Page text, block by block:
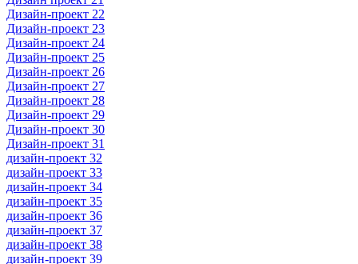
Дизайн-проект 22
Дизайн-проект 23
Дизайн-проект 24
Дизайн-проект 25
Дизайн-проект 26
Дизайн-проект 27
Дизайн-проект 28
Дизайн-проект 29
Дизайн-проект 30
Дизайн-проект 31
дизайн-проект 32
дизайн-проект 33
дизайн-проект 34
дизайн-проект 35
дизайн-проект 36
дизайн-проект 37
дизайн-проект 38
дизайн-проект 39